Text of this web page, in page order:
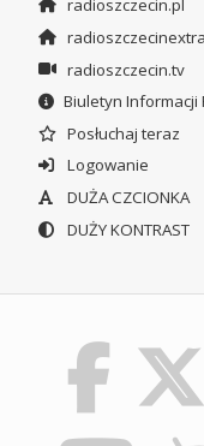
radioszczecin.pl
radioszczecin.tv
Biuletyn Informacji
Posłuchaj teraz
Logowanie
DUŻA CZCIONKA
DUŻY KONTRAST